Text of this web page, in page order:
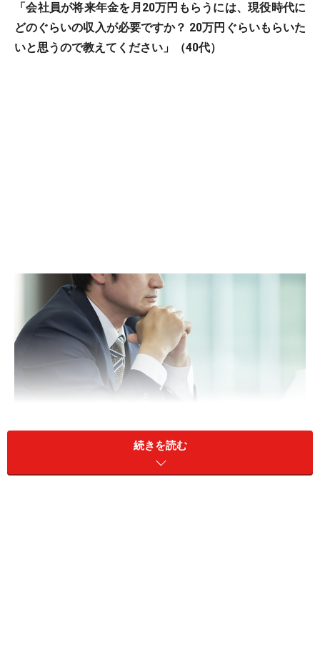
「会社員が将来年金を月20万円もらうには、現役時代に
どのぐらいの収入が必要ですか？ 20万円ぐらいもらいた
いと思うので教えてください」（40代）
続きを読む